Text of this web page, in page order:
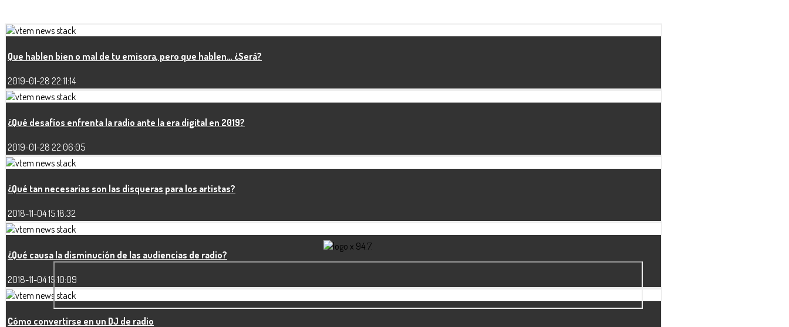
Que hablen bien o mal de tu emisora, pero que hablen… ¿Será?
2019-01-28 22:11:14
¿Qué desafíos enfrenta la radio ante la era digital en 2019?
2019-01-28 22:06:05
¿Qué tan necesarias son las disqueras para los artistas?
2018-11-04 15:18:32
¿Qué causa la disminución de las audiencias de radio?
2018-11-04 15:10:09
Cómo convertirse en un DJ de radio